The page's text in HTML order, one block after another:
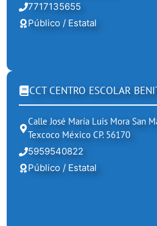
7717135655
Público / Estatal
CCT CENTRO ESCOLAR
Calle José María Luis Mora San
Texcoco México CP. 56170
5959540822
Público / Estatal